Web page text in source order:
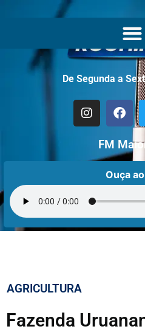
De Segunda a
FM
Ouça
AGRICULTURA
Fazenda